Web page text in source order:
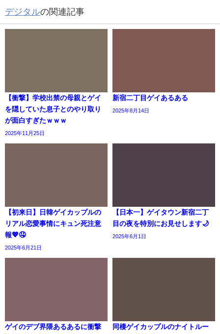
デジタルの関連記事
【衝撃】学校出禁の母親とゲイ
を隠していた息子とのやり取り
が面白すぎたｗｗｗ
2025年11月25日
新宿二丁目ゲイあるある
2025年8月14日
【初来日】日韓ゲイカップルの
リアル恋愛事情にキュン死注意
報💖🤤
2025年6月21日
【日本一】ゲイタウン新宿二丁
目の夜を特別にお見せします🌙
2025年6月1日
ゲイのデブ界隈あるあるに衝撃
同棲ゲイカップルのナイトルー